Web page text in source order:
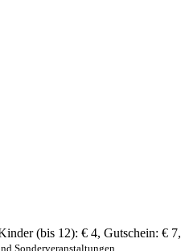
(bis 12): € 4, Gutschein: € 7,
Sonderveranstaltungen